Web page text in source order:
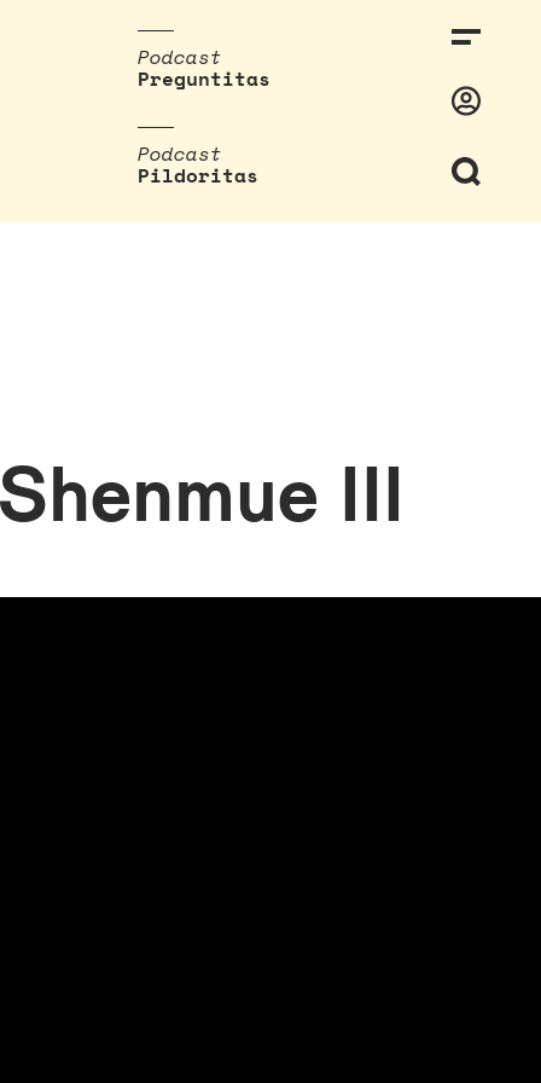
Podcast
Preguntitas
Podcast
Pildoritas
III